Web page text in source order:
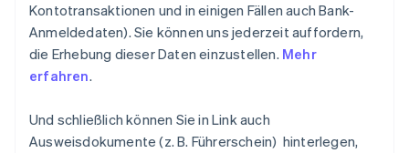
Kontotransaktionen und in einigen Fällen auch Bank-
Anmeldedaten). Sie können uns jederzeit auffordern,
die Erhebung dieser Daten einzustellen. Mehr
erfahren.
Und schließlich können Sie in Link auch
Ausweisdokumente (z. B. Führerschein) hinterlegen,